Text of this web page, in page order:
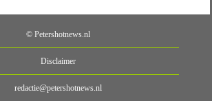
© Petershotnews.nl
Disclaimer
redactie@petershotnews.nl